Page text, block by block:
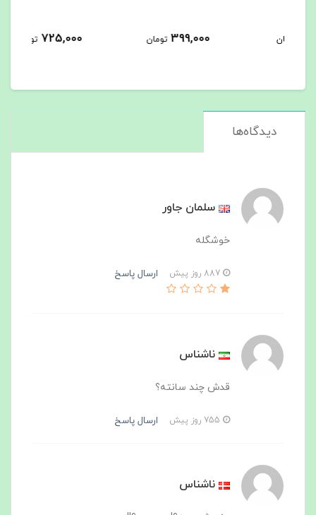
399,000 تومان 725,000 تومان
دیدگاه‌ها
سلمان جاور
خوشگله
ارسال پاسخ
ناشناس
قدش چند سانته؟
ارسال پاسخ
ناشناس